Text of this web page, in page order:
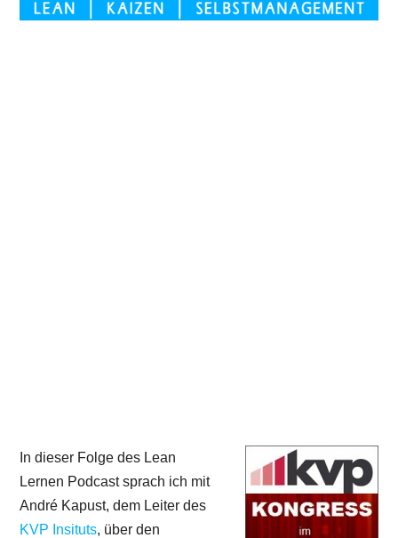
In dieser Folge des Lean
Lernen Podcast sprach ich mit
André Kapust, dem Leiter des
KVP Insituts, über den